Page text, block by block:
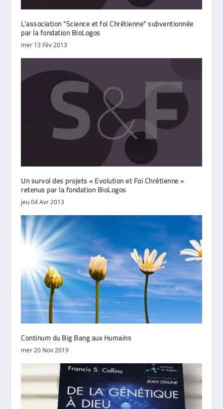
L'association "Science et foi Chrétienne" subventionnée
par la fondation BioLogos
mer 13 Fév 2013
Un survol des projets « Evolution et Foi Chrétienne »
retenus par la fondation BioLogos
jeu 04 Avr 2013
Continum du Big Bang aux Humains
mer 20 Nov 2019